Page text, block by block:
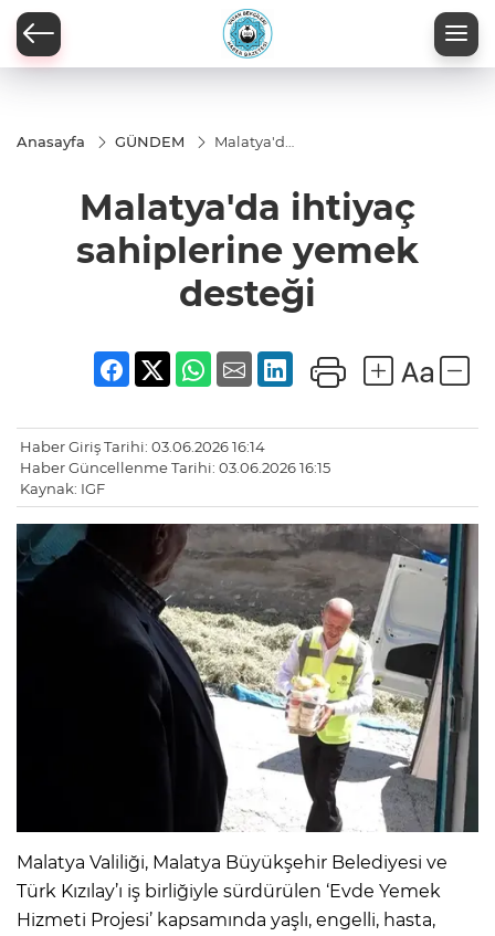
Anasayfa GÜNDEM
Malatya'da
yemek
desteği
Malatya'da ihtiyaç
sahiplerine yemek
desteği
Haber Giriş Tarihi: 03.06.2026 16:14
Haber Güncellenme Tarihi: 03.06.2026 16:15
Kaynak: IGF
Malatya Valiliği, Malatya Büyükşehir Belediyesi ve
Türk Kızılay’ı iş birliğiyle sürdürülen ‘Evde Yemek
Hizmeti Projesi’ kapsamında yaşlı, engelli, hasta,